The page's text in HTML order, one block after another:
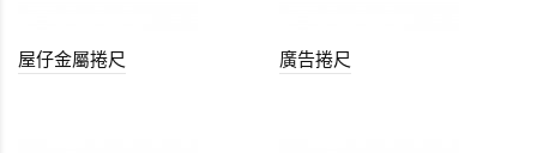
屋仔金屬捲尺 廣告捲尺